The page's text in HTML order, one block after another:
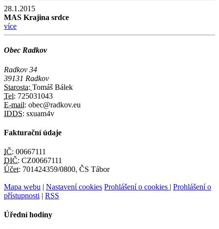
28.1.2015
MAS Krajina srdce
více
Obec Radkov
Radkov 34
39131 Radkov
Starosta: Tomáš Bálek
Tel: 725031043
E-mail: obec@radkov.eu
IDDS: sxuam4v
Fakturační údaje
IČ: 00667111
DIČ: CZ00667111
Účet: 701424359/0800, ČS Tábor
Mapa webu | Nastavení cookies Prohlášení o cookies | Prohlášení o
přístupnosti | RSS
Úřední hodiny